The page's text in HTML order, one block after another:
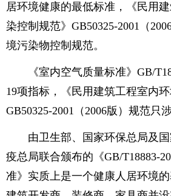
居环境健康的最低标准，《民用
染控制规范》GB50325-2001（
境污染物控制规范。
《室内空气质量标准》GB/
19项指标，《民用建筑工程室内环
GB50325-2001（2006版）规范只
由卫生部、国家环保总局及国
疫总局联合颁布的《GB/T18883-
准》实质上是一个健康人居环境